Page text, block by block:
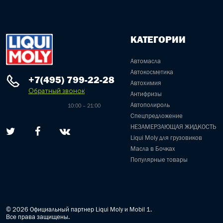
+7(495) 799-22-28
Обратный звонок
10:00 – 21:00
КАТЕГОРИИ
Автомасла
Автокосметика
Автохимия
Антифризы
Автополироль
Спецпредложение
НЕЗАМЕРЗАЮЩАЯ ЖИДКОСТЬ
Liqui Moly для грузовиков
Масла в Бочках
Популярные товары
© 2026 Официальный партнер Liqui Moly и Mobil 1.
Все права защищены.